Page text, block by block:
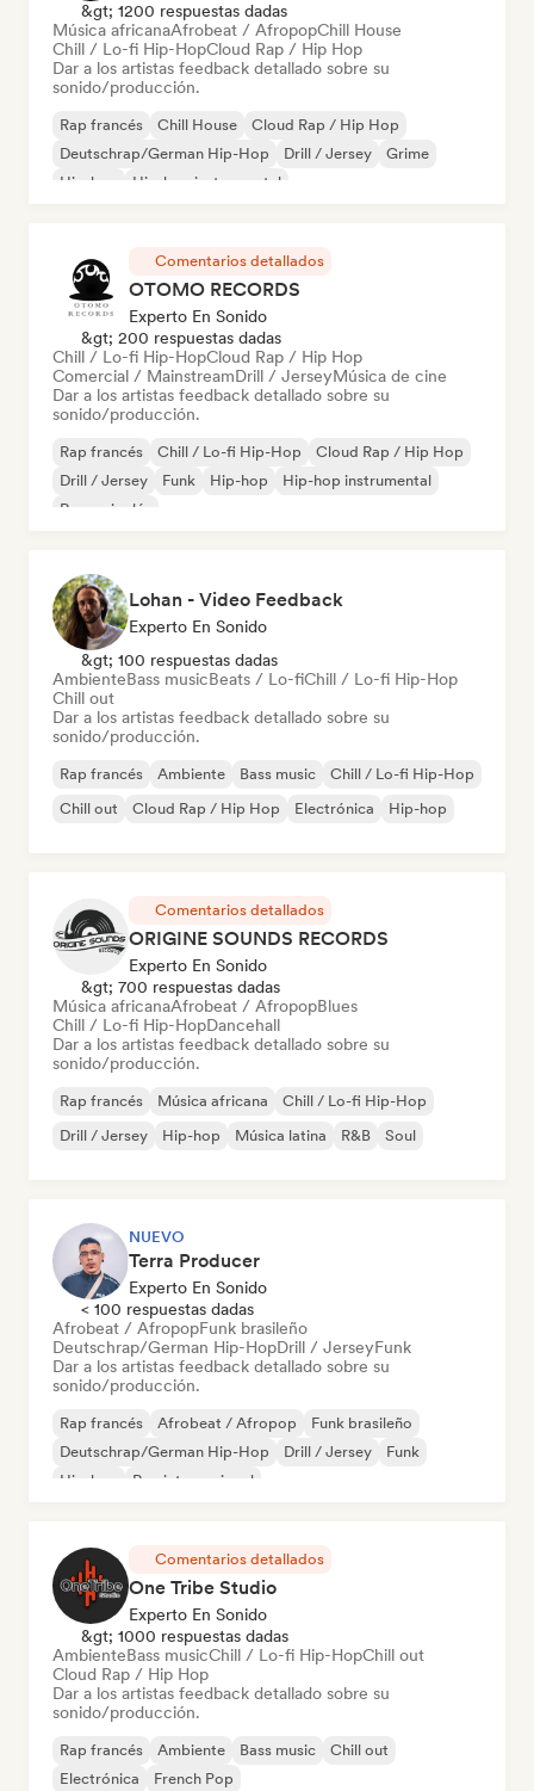
&gt; 1200 respuestas dadas
Música africanaAfrobeat / AfropopChill House
Chill / Lo-fi Hip-HopCloud Rap / Hip Hop
Dar a los artistas feedback detallado sobre su
sonido/producción.
Rap francés Chill House
Cloud Rap / Hip Hop
Deutschrap/German Hip-Hop
Drill / Jersey
Grime
Hip-hop
Hip-hop instrumental
Comentarios detallados
OTOMO RECORDS
Experto En Sonido
&gt; 200 respuestas dadas
Chill / Lo-fi Hip-HopCloud Rap / Hip Hop
Comercial / MainstreamDrill / JerseyMúsica de cine
Dar a los artistas feedback detallado sobre su
sonido/producción.
Rap francés Chill / Lo-fi Hip-Hop
Cloud Rap / Hip Hop
Drill / Jersey
Funk Hip-hop
Hip-hop instrumental
Rap en inglés
Lohan - Video Feedback
Experto En Sonido
&gt; 100 respuestas dadas
AmbienteBass musicBeats / Lo-fiChill / Lo-fi Hip-Hop
Chill out
Dar a los artistas feedback detallado sobre su
sonido/producción.
Rap francés Ambiente Bass music
Chill / Lo-fi Hip-Hop
Chill out
Cloud Rap / Hip Hop Electrónica Hip-hop
Comentarios detallados
ORIGINE SOUNDS RECORDS
Experto En Sonido
&gt; 700 respuestas dadas
Música africanaAfrobeat / AfropopBlues
Chill / Lo-fi Hip-HopDancehall
Dar a los artistas feedback detallado sobre su
sonido/producción.
Rap francés Música africana
Chill / Lo-fi Hip-Hop
Drill / Jersey
Hip-hop Música latina R&B Soul
NUEVO
Terra Producer
Experto En Sonido
< 100 respuestas dadas
Afrobeat / AfropopFunk brasileño
Deutschrap/German Hip-HopDrill / JerseyFunk
Dar a los artistas feedback detallado sobre su
sonido/producción.
Rap francés Afrobeat / Afropop
Funk brasileño
Deutschrap/German Hip-Hop
Drill / Jersey
Funk
Hip-hop
Rap internacional
Comentarios detallados
One Tribe Studio
Experto En Sonido
&gt; 1000 respuestas dadas
AmbienteBass musicChill / Lo-fi Hip-HopChill out
Cloud Rap / Hip Hop
Dar a los artistas feedback detallado sobre su
sonido/producción.
Rap francés Ambiente Bass music
Chill out
Electrónica
French Pop